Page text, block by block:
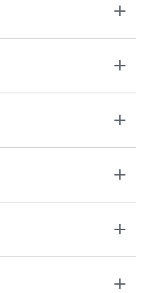
品買取価格
価格はこちら